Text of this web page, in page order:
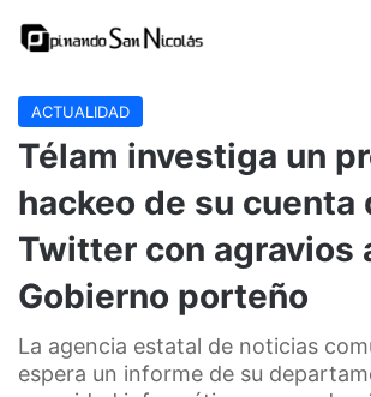
ACTUALIDAD
Télam investiga un
hackeo de su cuenta
Twitter con agravios
Gobierno porteño
La agencia estatal de noticias
espera un informe de su